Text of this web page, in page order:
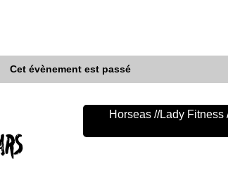
Cet évènement est passé
Horseas //Lady